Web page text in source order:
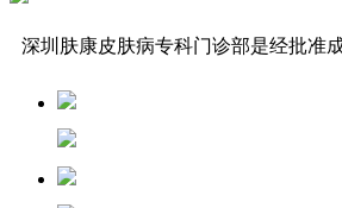
深圳肤康皮肤病专科门诊部是经批准